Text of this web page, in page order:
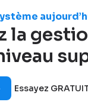
la
Essayez